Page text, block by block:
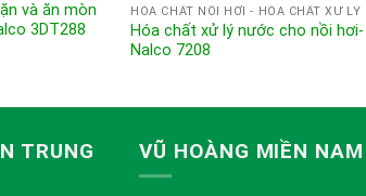
và ăn mòn
3DT288
Hóa chất xử lý nước cho nồi hơi-
Nalco 7208
TRUNG VŨ HOÀNG MIỀN NAM